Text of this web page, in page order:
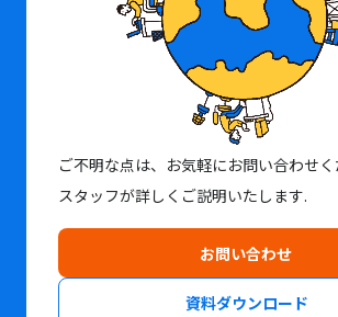
ご不明な点は、お気軽にお問い合わせく
スタッフが詳しくご説明いたします.
お問い合わせ
資料ダウンロード